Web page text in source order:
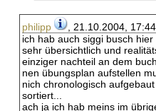
philipp
, 21.10.2004,
ich hab auch siggi busch
sehr übersichtlich und
einziger nachteil an dem
nen übungsplan aufstellen
nich chronologisch
sortiert...
ach ja ich hab meins im